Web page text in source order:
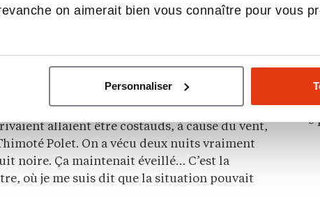
on aimerait bien vous connaître pour vous
Personnaliser
eu une petite boule au
pour les deux hommes lors de la
par une tempête au large des côtes
allaient être costauds, à cause du vent,
Polet. On a vécu deux nuits vraiment
noire. Ça maintenait éveillé… C’est la
où je me suis dit que la situation pouvait
5